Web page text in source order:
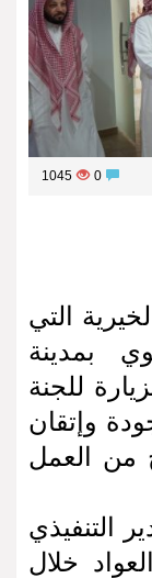
1045
التي
بمدينة
للجنة
وإتقان
من العمل
التنفيذي
خلال